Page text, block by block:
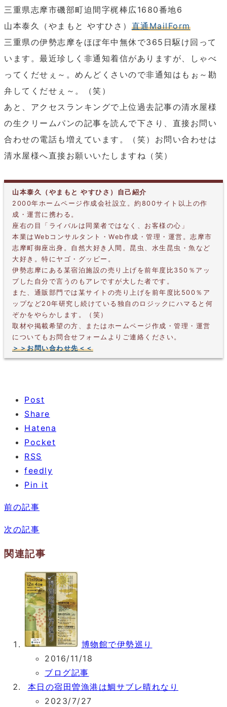
三重県志摩市磯部町迫間字梶棒広1680番地6
山本泰久（やまもと やすひさ） 直通MailForm
三重県の伊勢志摩をほぼ年中無休で365日駆け回って
います。最近珍しく非通知着信がありますが、しゃべ
ってくだせぇ～。めんどくさいので非通知はもぉ～勘
弁してくだせぇ～。（笑）
あと、アクセスランキングで上位過去記事の清水屋様
の生クリームパンの記事を読んで下さり、直接お問い
合わせの電話も増えています。（笑）お問い合わせは
清水屋様へ直接お願いいたしますね（笑）
山本泰久（やまもと やすひさ）自己紹介
2000年ホームページ作成会社設立。約800サイト以上の作
成・運営に携わる。
座右の目「ライバルは同業者ではなく、お客様の心」
本業はWebコンサルタント・Web作成・管理・運営。志摩市
志摩町御座出身。自然大好き人間。昆虫、水生昆虫・魚など
大好き。特にヤゴ・グッピー。
伊勢志摩にある某宿泊施設の売り上げを前年度比350％アッ
プした自分で言うのもアレですが大した者です。
また、通販部門では某サイトの売り上げを前年度比500％ア
ップなど20年研究し続けている独自のロジックにハマると何
ぞかをやらかします。（笑）
取材や掲載希望の方、またはホームページ作成・管理・運営
についてもお問合せフォームよりご連絡ください。
＞＞お問い合わせ先＜＜
Post
Share
Hatena
Pocket
RSS
feedly
Pin it
前の記事
次の記事
関連記事
博物館で伊勢巡り
2016/11/18
ブログ記事
本日の宿田曽漁港は鯛サブレ晴れなり
2023/7/27